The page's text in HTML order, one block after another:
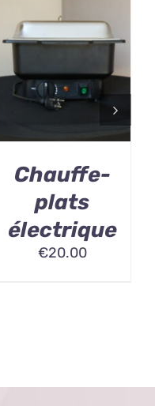
Chauffe-
plats
électrique
€20.00